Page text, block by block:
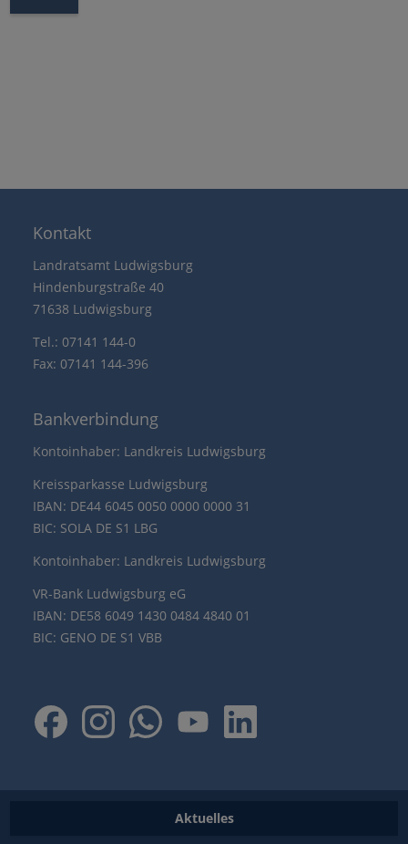
Kontakt
Landratsamt Ludwigsburg
Hindenburgstraße 40
71638 Ludwigsburg
Tel.: 07141 144-0
Fax: 07141 144-396
Bankverbindung
Kontoinhaber: Landkreis Ludwigsburg
Kreissparkasse Ludwigsburg
IBAN: DE44 6045 0050 0000 0000 31
BIC: SOLA DE S1 LBG
Kontoinhaber: Landkreis Ludwigsburg
VR-Bank Ludwigsburg eG
IBAN: DE58 6049 1430 0484 4840 01
BIC: GENO DE S1 VBB
Aktuelles